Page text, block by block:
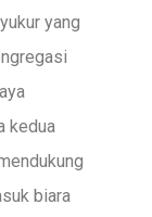
yang
kedua
biara